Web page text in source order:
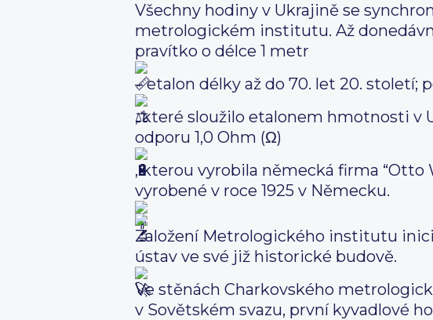
Všechny hodiny v Ukrajině se
metrologickém institutu. Až
pravítko o délce 1 metr
– etalon délky až do 70. let 20. století;
, které sloužilo etalonem hmotnosti v
odporu 1,0 Ohm (Ω)
, kterou vyrobila německá firma “Otto
vyrobené v roce 1925 v Německu.
Založení Metrologického institutu
ústav ve své již historické budově.
Ve stěnách Charkovského
v Sovětském svazu, první kyvadlové